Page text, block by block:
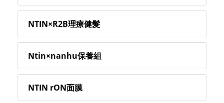
NTIN×R2B理療健髮
Ntin×nanhu保養組
NTIN rON面膜